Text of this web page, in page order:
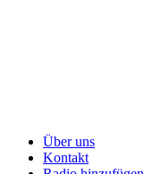
Über uns
Kontakt